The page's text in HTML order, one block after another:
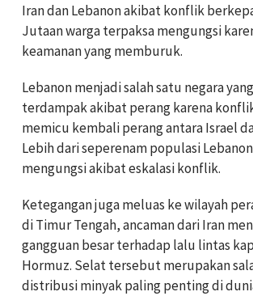
Iran dan Lebanon akibat konflik
Jutaan warga terpaksa mengungsi
keamanan yang memburuk.
Lebanon menjadi salah satu negara
terdampak akibat perang karena
memicu kembali perang antara Israel
Lebih dari seperenam populasi
mengungsi akibat eskalasi konflik.
Ketegangan juga meluas ke wilayah
di Timur Tengah, ancaman dari Iran
gangguan besar terhadap lalu lintas
Hormuz. Selat tersebut merupakan
distribusi minyak paling penting di